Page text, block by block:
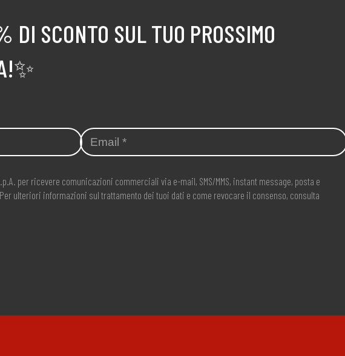
SCONTO SUL TUO PROSSIMO
per ricevere comunicazioni commerciali via e-mail, SMS/MMS, instant message, posta e
ulteriori informazioni sul trattamento dei tuoi dati e come revocare il consenso, consulta